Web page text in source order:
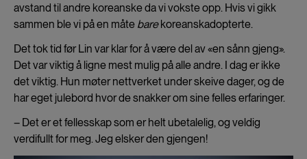
avstand til andre koreanske da vi vokste opp. Hvis vi gikk
sammen ble vi på en måte barekoreanskadopterte.
Det tok tid før Lin var klar for å være del av «en sånn gjeng».
Det var viktig å ligne mest mulig på alle andre. I dag er ikke
det viktig. Hun møter nettverket under skeive dager, og de
har eget julebord hvor de snakker om sine felles erfaringer.
– Det er et fellesskap som er helt ubetalelig, og veldig
verdifullt for meg. Jeg elsker den gjengen!